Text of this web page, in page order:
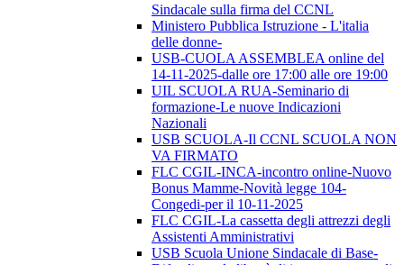
Sindacale sulla firma del CCNL
Ministero Pubblica Istruzione - L'italia
delle donne-
USB-CUOLA ASSEMBLEA online del
14-11-2025-dalle ore 17:00 alle ore 19:00
UIL SCUOLA RUA-Seminario di
formazione-Le nuove Indicazioni
Nazionali
USB SCUOLA-Il CCNL SCUOLA NON
VA FIRMATO
FLC CGIL-INCA-incontro online-Nuovo
Bonus Mamme-Novità legge 104-
Congedi-per il 10-11-2025
FLC CGIL-La cassetta degli attrezzi degli
Assistenti Amministrativi
USB Scuola Unione Sindacale di Base-